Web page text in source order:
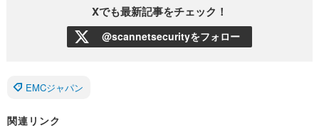
Xでも最新記事をチェック！
@scannetsecurityをフォロー
EMCジャパン
関連リンク